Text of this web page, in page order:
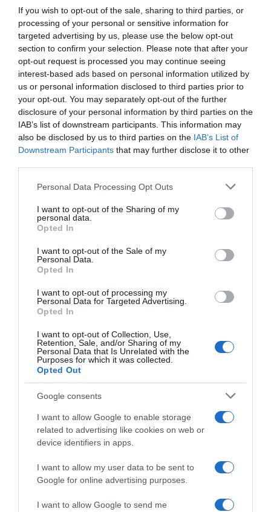
If you wish to opt-out of the sale, sharing to third parties, or
processing of your personal or sensitive information for
targeted advertising by us, please use the below opt-out
section to confirm your selection. Please note that after your
opt-out request is processed you may continue seeing
interest-based ads based on personal information utilized by
us or personal information disclosed to third parties prior to
your opt-out. You may separately opt-out of the further
disclosure of your personal information by third parties on the
IAB’s list of downstream participants. This information may
also be disclosed by us to third parties on the IAB’s List of
Downstream Participants that may further disclose it to other
Please note that this website/app uses one or more Google
not limited to your visit or usage behaviour. You may click to
grant or deny consent to Google and its third-party tags to
use your data for below specified purposes in below Google
consent section.
Personal Data Processing Opt Outs
I want to opt-out of the Sharing of my
personal data.
Opted In
I want to opt-out of the Sale of my
Personal Data.
Opted In
I want to opt-out of processing my
Personal Data for Targeted Advertising.
Opted In
I want to opt-out of Collection, Use,
Retention, Sale, and/or Sharing of my
Personal Data that Is Unrelated with the
Purposes for which it was collected.
Opted Out
Google consents
I want to allow Google to enable storage
related to advertising like cookies on web or
device identifiers in apps.
I want to allow my user data to be sent to
Google for online advertising purposes.
I want to allow Google to send me
nehézségek – mindkettőnknek volt egy korábbi élete
családdal, gyermekekkel – de most már bátran jelentjük
ki, hogy minden ember életében van második lehetőség,
ha eléggé akarjuk azt.
Köszönöm a Randivonalnak, hogy megtalálhattam a
valódi páromat!
Rebeka
Facebook
Címkék: sikertörténet,szerelem,online
Korábbi bejegyzések Következő bejegyzés
HASONLÓ BEJEGYZÉSEK
2026-08-04.
Mel C szüleit is elvitte nászútjára